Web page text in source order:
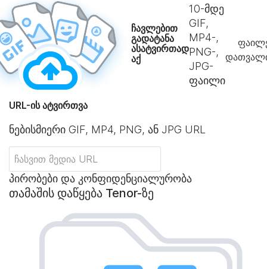
ჩავლებით
გადატანა
ასატვირთად
აქ
10-მდე
GIF,
MP4-,
PNG-,
JPG-
ფაილი
URL-ის ატვირთვა
ნებისმიერი GIF, MP4, PNG, ან JPG URL
პირობები და კონფიდენციალურობა
თამაშის დაწყება Tenor-ზე